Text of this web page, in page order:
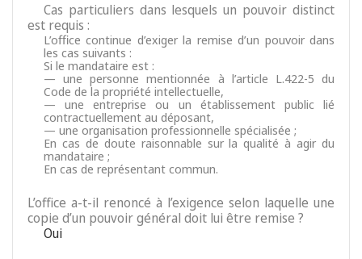
Cas particuliers dans lesquels un pouvoir distinct
est requis :
L’office continue d’exiger la remise d’un pouvoir dans
les cas suivants :
Si le mandataire est :
— une personne mentionnée à l’article L.422-5 du
Code de la propriété intellectuelle,
— une entreprise ou un établissement public lié
contractuellement au déposant,
— une organisation professionnelle spécialisée ;
En cas de doute raisonnable sur la qualité à agir du
mandataire ;
En cas de représentant commun.
L’office a-t-il renoncé à l’exigence selon laquelle une
copie d’un pouvoir général doit lui être remise ?
Oui